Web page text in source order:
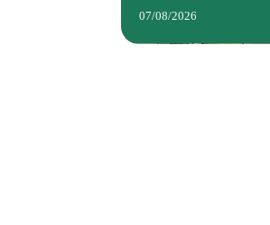
07/08/2026